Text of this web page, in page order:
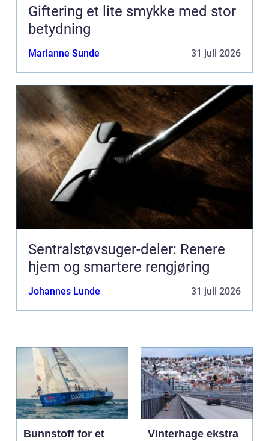
Giftering et lite smykke med stor
betydning
Marianne Sunde 31 juli 2026
Sentralstøvsuger-deler: Renere
hjem og smartere rengjøring
Johannes Lunde 31 juli 2026
Bunnstoff for et
Vinterhage ekstra